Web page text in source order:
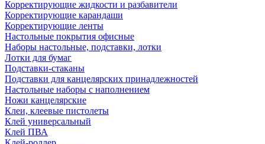
Корректирующие жидкости и разбавители
Корректирующие карандаши
Корректирующие ленты
Настольные покрытия офисные
Наборы настольные, подставки, лотки
Лотки для бумаг
Подставки-стаканы
Подставки для канцелярских принадлежностей
Настольные наборы с наполнением
Ножи канцелярские
Клеи, клеевые пистолеты
Клей универсальный
Клей ПВА